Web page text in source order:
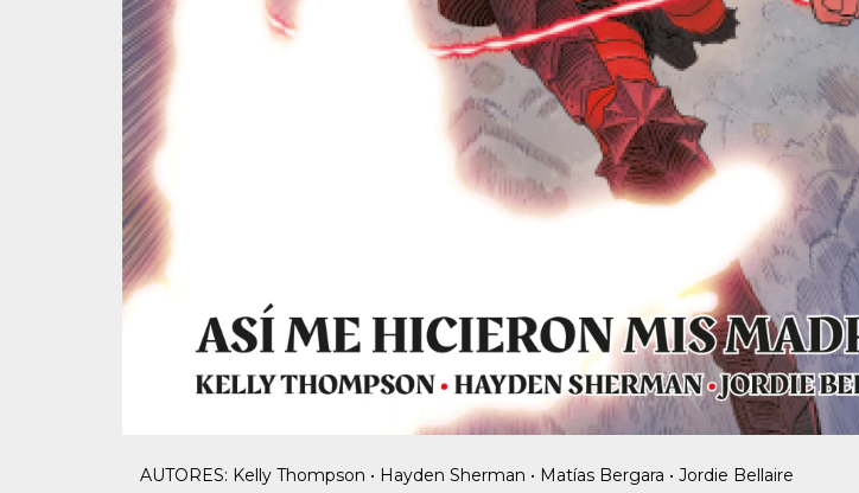
AUTORES: Kelly Thompson • Hayden Sherman • Matías Bergara • Jordie Bellaire